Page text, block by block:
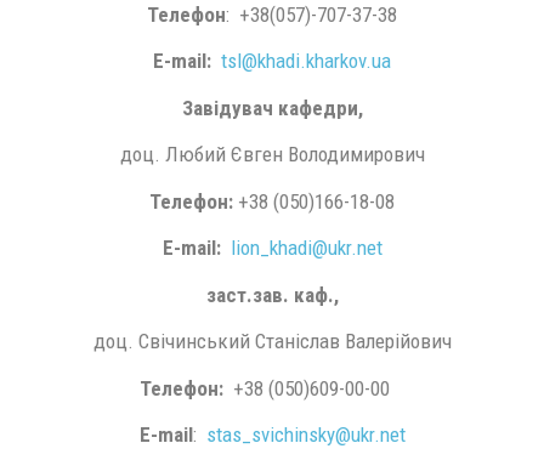
Телефон: +38(057)-707-37-38
E-mail: tsl@khadi.kharkov.ua
Завідувач кафедри,
доц. Любий Євген Володимирович
Телефон: +38 (050)166-18-08
E-mail: lion_khadi@ukr.net
заст.зав. каф.,
доц. Свічинський Станіслав Валерійович
Телефон: +38 (050)609-00-00
E-mail: stas_svichinsky@ukr.net